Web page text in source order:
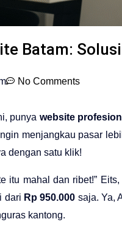
Batam:
No Comments
punya website
menjangkau pasar
dengan satu klik!
itu mahal dan ribet!”
dari Rp 950.000 saja. Ya,
kantong.